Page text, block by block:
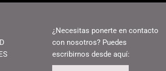
¿Necesitas ponerte en contacto
con nosotros? Puedes
escribirnos desde aquí: